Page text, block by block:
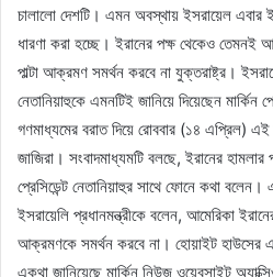
চালালো দেশটি। এমন অবস্থায় ইসরায়েল এবার
ধারণা করা হচ্ছে। ইরানের পক্ষ থেকেও তেমনই
পাল্টা আক্রমণ সমর্থন করবে না যুক্তরাষ্ট্র।
নেতানিয়াহুকে এমনটিই জানিয়ে দিয়েছেন মার্কিন
গণমাধ্যমের বরাত দিয়ে রোববার (১৪ এপ্রিল)
জাজিরা। সংবাদমাধ্যমটি বলছে, ইরানের
প্রেসিডেন্ট নেতানিয়াহুর সাথে ফোনে কথা বলেন।
ইসরায়েলি প্রধানমন্ত্রীকে বলেন, আমেরিকা
আক্রমণকে সমর্থন করবে না। হোয়াইট হাউসের
একথা জানিয়েছে মার্কিন নিউজ ওয়েবসাইট